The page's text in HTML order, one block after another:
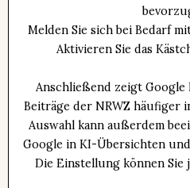
Melden Sie sich bei Bedarf
Aktivieren Sie das
Anschließend zeigt Google
Beiträge der NRWZ häufiger
Auswahl kann außerdem
Google in KI-Übersichten
Die Einstellung können Sie